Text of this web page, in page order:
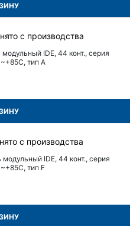
IDE, 44 конт., серия
тип A
IDE, 44 конт., серия
тип F